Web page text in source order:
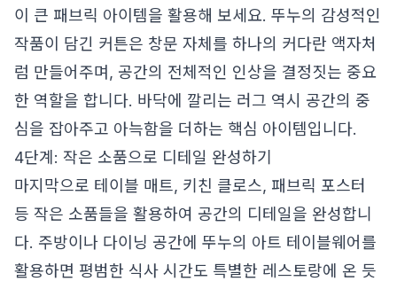
이 큰 패브릭 아이템을 활용해 보세요. 뚜누의 감성적인
작품이 담긴 커튼은 창문 자체를 하나의 커다란 액자처
럼 만들어주며, 공간의 전체적인 인상을 결정짓는 중요
한 역할을 합니다. 바닥에 깔리는 러그 역시 공간의 중
심을 잡아주고 아늑함을 더하는 핵심 아이템입니다.
4단계: 작은 소품으로 디테일 완성하기
마지막으로 테이블 매트, 키친 클로스, 패브릭 포스터
등 작은 소품들을 활용하여 공간의 디테일을 완성합니
다. 주방이나 다이닝 공간에 뚜누의 아트 테이블웨어를
활용하면 평범한 식사 시간도 특별한 레스토랑에 온 듯